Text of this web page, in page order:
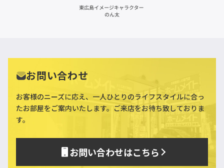
お問い合わせ
お客様のニーズに応え、一人ひとりのライフスタイルに合っ
たお部屋をご案内いたします。ご来店をお待ち致しておりま
す。
お問い合わせはこちら